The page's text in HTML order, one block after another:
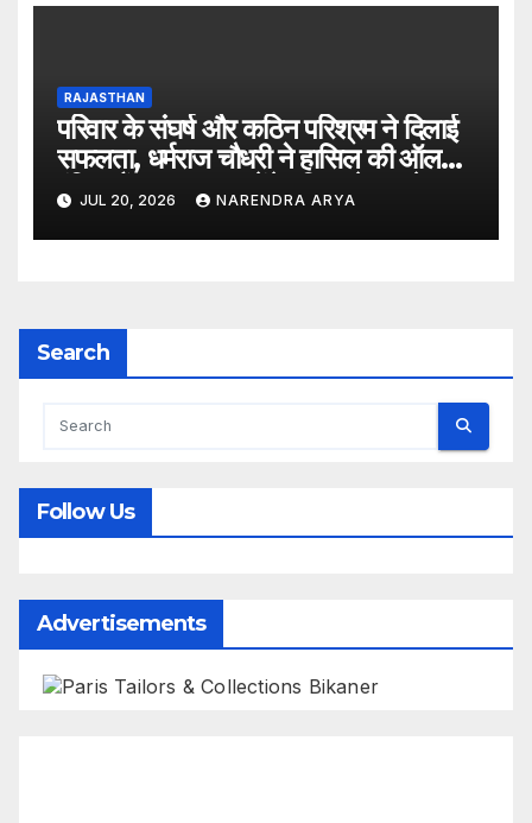
RAJASTHAN
परिवार के संघर्ष और कठिन परिश्रम ने दिलाई
सफलता, धर्मराज चौधरी ने हासिल की ऑल
इंडिया रैंक 6400, बनेंगे परिवार के पहले
डॉक्टर
JUL 20, 2026 NARENDRA ARYA
Search
Follow Us
Advertisements